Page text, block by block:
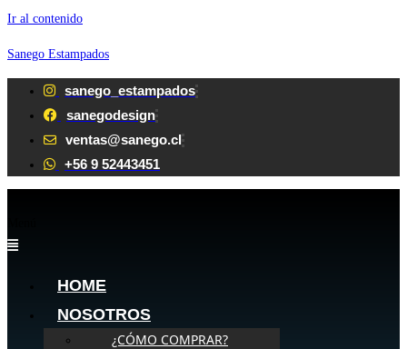
Ir al contenido
Sanego Estampados
sanego_estampados
sanegodesign
ventas@sanego.cl
+56 9 52443451
HOME
NOSOTROS
¿CÓMO COMPRAR?